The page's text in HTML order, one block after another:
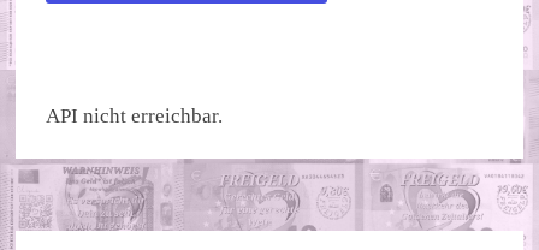
API nicht erreichbar.